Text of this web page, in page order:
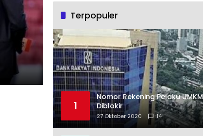
Terpopuler
1
Nomor Rekening Pelaku UMKM
Diblokir
27 Oktober 2020 14